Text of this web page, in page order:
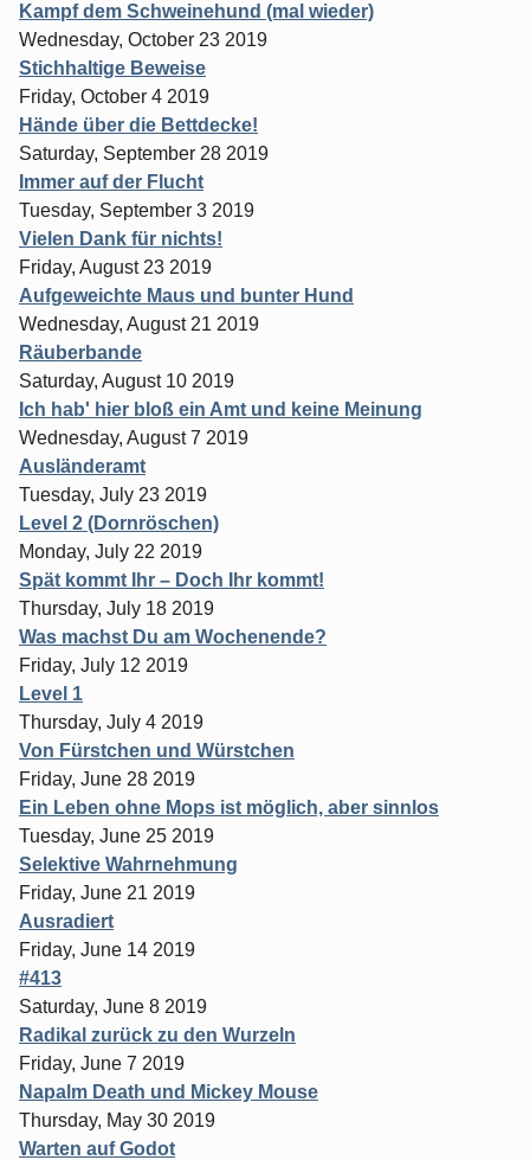
Kampf dem Schweinehund (mal wieder)
Wednesday, October 23 2019
Stichhaltige Beweise
Friday, October 4 2019
Hände über die Bettdecke!
Saturday, September 28 2019
Immer auf der Flucht
Tuesday, September 3 2019
Vielen Dank für nichts!
Friday, August 23 2019
Aufgeweichte Maus und bunter Hund
Wednesday, August 21 2019
Räuberbande
Saturday, August 10 2019
Ich hab' hier bloß ein Amt und keine Meinung
Wednesday, August 7 2019
Ausländeramt
Tuesday, July 23 2019
Level 2 (Dornröschen)
Monday, July 22 2019
Spät kommt Ihr – Doch Ihr kommt!
Thursday, July 18 2019
Was machst Du am Wochenende?
Friday, July 12 2019
Level 1
Thursday, July 4 2019
Von Fürstchen und Würstchen
Friday, June 28 2019
Ein Leben ohne Mops ist möglich, aber sinnlos
Tuesday, June 25 2019
Selektive Wahrnehmung
Friday, June 21 2019
Ausradiert
Friday, June 14 2019
#413
Saturday, June 8 2019
Radikal zurück zu den Wurzeln
Friday, June 7 2019
Napalm Death und Mickey Mouse
Thursday, May 30 2019
Warten auf Godot